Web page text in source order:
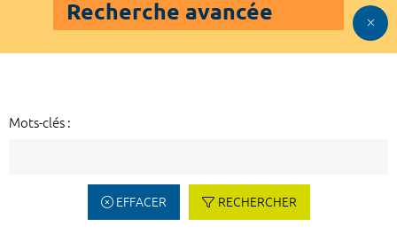
Recherche avancée
Mots-clés :
EFFACER RECHERCHER